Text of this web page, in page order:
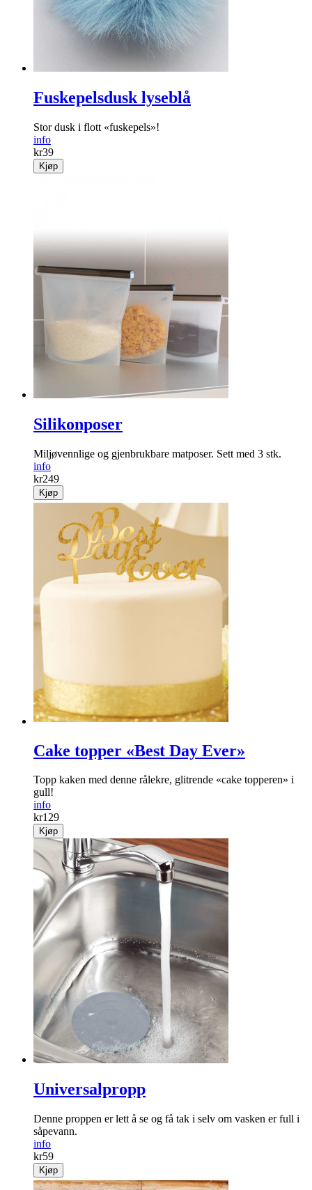
Fuskepelsdusk lyseblå
Stor dusk i flott «fuskepels»!
info
kr39
Kjøp
Silikonposer
Miljøvennlige og gjenbrukbare matposer. Sett med 3 stk.
info
kr249
Kjøp
Cake topper «Best Day Ever»
Topp kaken med denne rålekre, glitrende «cake topperen» i
gull!
info
kr129
Kjøp
Universalpropp
Denne proppen er lett å se og få tak i selv om vasken er full i
såpevann.
info
kr59
Kjøp